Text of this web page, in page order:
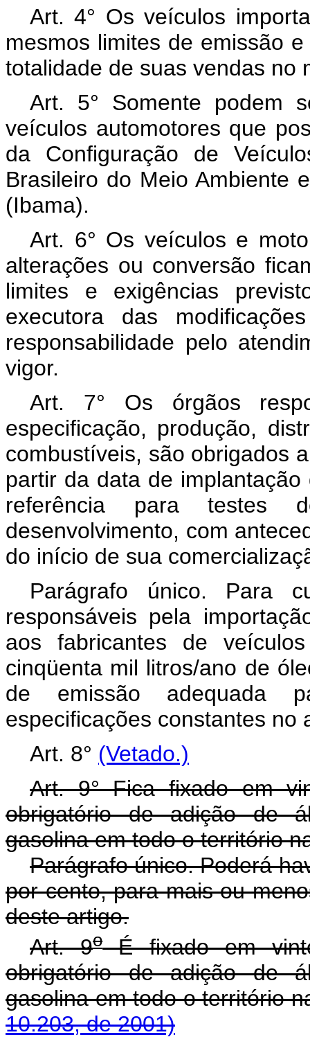
Art. 4° Os veículos
mesmos limites de emissão
totalidade de suas vendas no
Art. 5° Somente podem
veículos automotores que
da Configuração de
Brasileiro do Meio Ambiente
(Ibama).
Art. 6° Os veículos e
alterações ou conversão
limites e exigências
executora das
responsabilidade pelo
vigor.
Art. 7° Os órgãos
especificação, produção,
combustíveis, são obrigados
partir da data de
referência para testes
desenvolvimento, com
do início de sua
Parágrafo único. Para
responsáveis pela
aos fabricantes de
cinqüenta mil litros/ano de
de emissão adequada
especificações constantes no
Art. 8° (Vetado.)
Art. 9° Fica fixado em
obrigatório de adição de
gasolina em todo o território
Parágrafo único. Poderá
por cento, para mais ou
deste artigo.
Art. 9oÉ fixado em
obrigatório de adição de
gasolina em todo o
10.203, de 2001)